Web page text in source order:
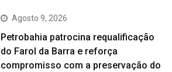
Agosto 9, 2026
Petrobahia patrocina requalificação
do Farol da Barra e reforça
compromisso com a preservação do